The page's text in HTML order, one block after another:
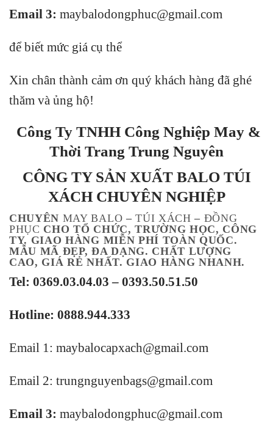
Email 3: maybalodongphuc@gmail.com
để biết mức giá cụ thể
Xin chân thành cảm ơn quý khách hàng đã ghé
thăm và ủng hộ!
Công Ty TNHH Công Nghiệp May &
Thời Trang Trung Nguyên
CÔNG TY SẢN XUẤT BALO TÚI
XÁCH CHUYÊN NGHIỆP
CHUYÊN MAY BALO –TÚI XÁCH – ĐỒNG
PHỤC CHO TỔ CHỨC, TRƯỜNG HỌC, CÔNG
TY. GIAO HÀNG MIỄN PHÍ TOÀN QUỐC.
MẪU MÃ ĐẸP, ĐA DẠNG. CHẤT LƯỢNG
CAO, GIÁ RẺ NHẤT. GIAO HÀNG NHANH.
Tel: 0369.03.04.03 – 0393.50.51.50
Hotline: 0888.944.333
Email 1: maybalocapxach@gmail.com
Email 2: trungnguyenbags@gmail.com
Email 3: maybalodongphuc@gmail.com